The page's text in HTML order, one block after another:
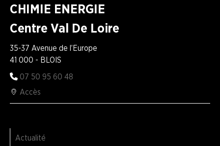
CHIMIE ENERGIE
Centre Val De Loire
35-37 Avenue de l’Europe
41 000 - BLOIS
07 50 95 60 48
Accès
Actualité